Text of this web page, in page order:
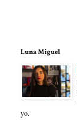
Luna Miguel
yo.